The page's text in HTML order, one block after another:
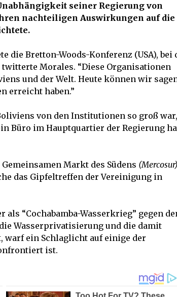
seiner Regierung von
nachteiligen Auswirkungen auf die
die Bretton-Woods-Konferenz (USA), bei
Morales. “Diese Organisationen
und der Welt. Heute können wir
erreicht haben.”
von den Institutionen so groß war,
Büro im Hauptquartier der Regierung
Markt des Südens (Mercosur)
das Gipfeltreffen der Vereinigung in
“Cochabamba-Wasserkrieg” gegen
Wasserprivatisierung und die damit
warf ein Schlaglicht auf einige der
ist.